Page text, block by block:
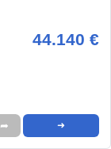
44.140 €
➦ ➜